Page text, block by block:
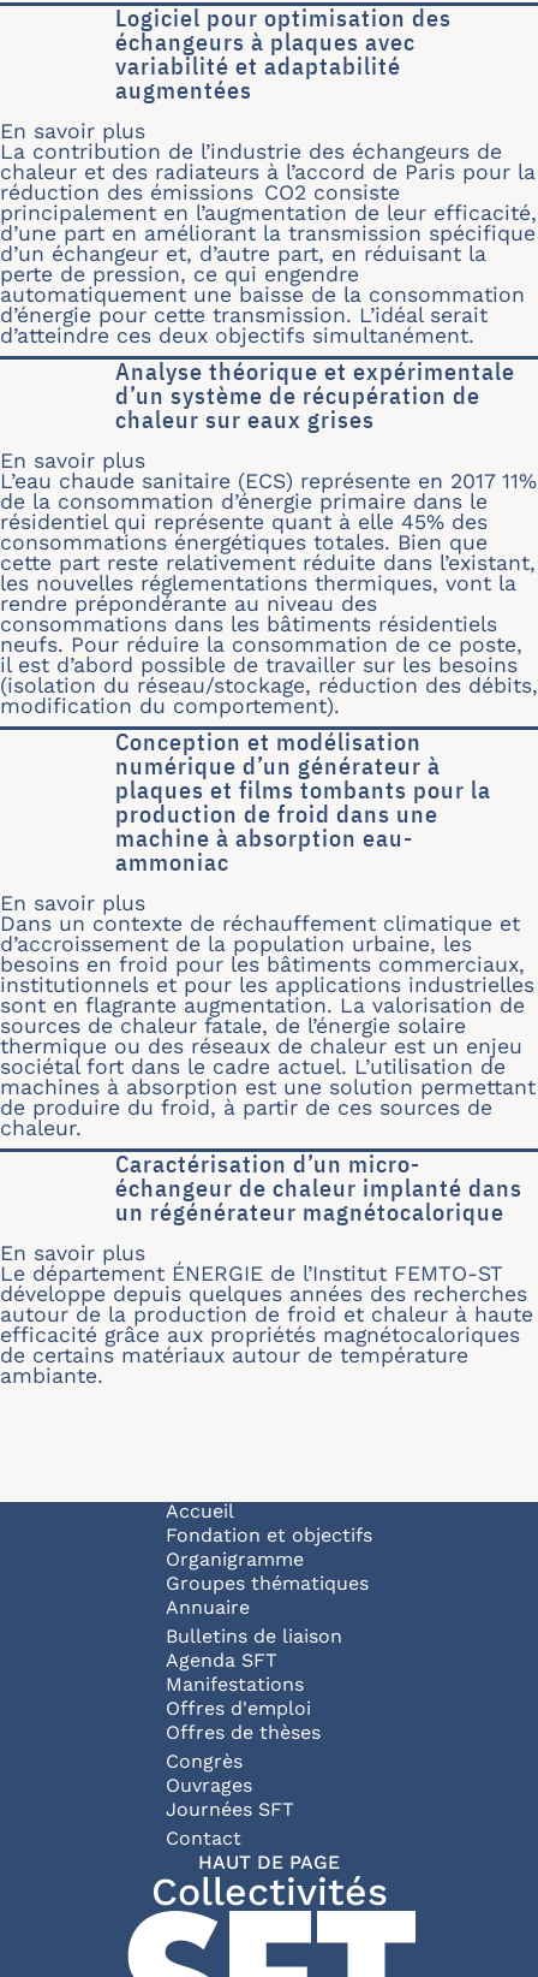
Logiciel pour optimisation des
échangeurs à plaques avec
variabilité et adaptabilité
augmentées
En savoir plus
La contribution de l’industrie des échangeurs de
chaleur et des radiateurs à l’accord de Paris pour la
réduction des émissions CO2 consiste
principalement en l’augmentation de leur efficacité,
d’une part en améliorant la transmission spécifique
d’un échangeur et, d’autre part, en réduisant la
perte de pression, ce qui engendre
automatiquement une baisse de la consommation
d’énergie pour cette transmission. L’idéal serait
d’atteindre ces deux objectifs simultanément.
Analyse théorique et expérimentale
d’un système de récupération de
chaleur sur eaux grises
En savoir plus
L’eau chaude sanitaire (ECS) représente en 2017 11%
de la consommation d’énergie primaire dans le
résidentiel qui représente quant à elle 45% des
consommations énergétiques totales. Bien que
cette part reste relativement réduite dans l’existant,
les nouvelles réglementations thermiques, vont la
rendre prépondérante au niveau des
consommations dans les bâtiments résidentiels
neufs. Pour réduire la consommation de ce poste,
il est d’abord possible de travailler sur les besoins
(isolation du réseau/stockage, réduction des débits,
modification du comportement).
Conception et modélisation
numérique d’un générateur à
plaques et films tombants pour la
production de froid dans une
machine à absorption eau-
ammoniac
En savoir plus
Dans un contexte de réchauffement climatique et
d’accroissement de la population urbaine, les
besoins en froid pour les bâtiments commerciaux,
institutionnels et pour les applications industrielles
sont en flagrante augmentation. La valorisation de
sources de chaleur fatale, de l’énergie solaire
thermique ou des réseaux de chaleur est un enjeu
sociétal fort dans le cadre actuel. L’utilisation de
machines à absorption est une solution permettant
de produire du froid, à partir de ces sources de
chaleur.
Caractérisation d’un micro-
échangeur de chaleur implanté dans
un régénérateur magnétocalorique
En savoir plus
Le département ÉNERGIE de l’Institut FEMTO-ST
développe depuis quelques années des recherches
autour de la production de froid et chaleur à haute
efficacité grâce aux propriétés magnétocaloriques
de certains matériaux autour de température
ambiante.
Navigation principale
Accueil
Fondation et objectifs
Organigramme
Groupes thématiques
Annuaire
Bulletins de liaison
Agenda SFT
Manifestations
Offres d'emploi
Offres de thèses
Congrès
Ouvrages
Journées SFT
Pied de page
Contact
HAUT DE PAGE
Collectivités